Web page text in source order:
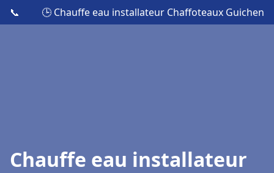
📞 🕒 Chauffe eau installateur Chaffoteaux Guichen
Chauffe eau installateur